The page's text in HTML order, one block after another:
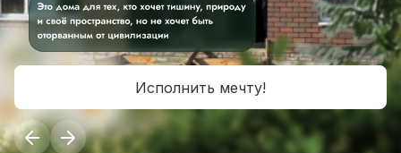
Исполнить мечту!